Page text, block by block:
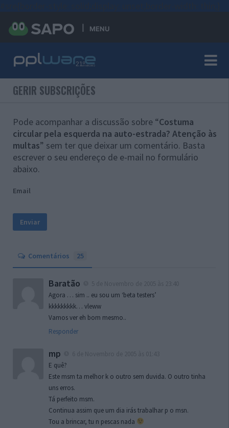
MENU
GERIR SUBSCRIÇÕES
Pode acompanhar a discussão sobre “Costuma
circular pela esquerda na auto-estrada? Atenção às
multas” sem ter que deixar um comentário. Basta
escrever o seu endereço de e-mail no formulário
abaixo.
Email
Comentários 25
Baratão
Agora … sim .. eu sou um ‘beta testers’
kkkkkkkkk… vleww
Vamos ver eh bom mesmo..
Responder
mp
E quê?
Este msm ta melhor k o outro sem duvida. O outro tinha
uns erros.
Tá perfeito msm.
Continua assim que um dia irás trabalhar p o msn.
Tou a brincar, tu n pescas nada